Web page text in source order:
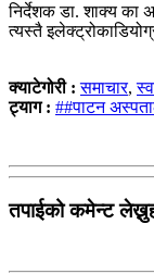
निर्देशक डा. शाक्य का
त्यस्तै
क्याटेगोरी :समाचार,
ट्याग : ##पाटन
तपाईको कमेन्ट